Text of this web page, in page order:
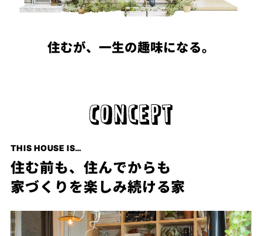
住むが、一生の趣味になる。
THIS HOUSE IS…
住む前も、住んでからも
家づくりを楽しみ続ける家